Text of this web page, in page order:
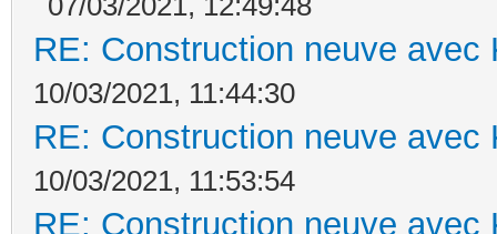
RE: Construction neuve avec
10/03/2021, 11:44:30
RE: Construction neuve avec
10/03/2021, 11:53:54
RE: Construction neuve avec